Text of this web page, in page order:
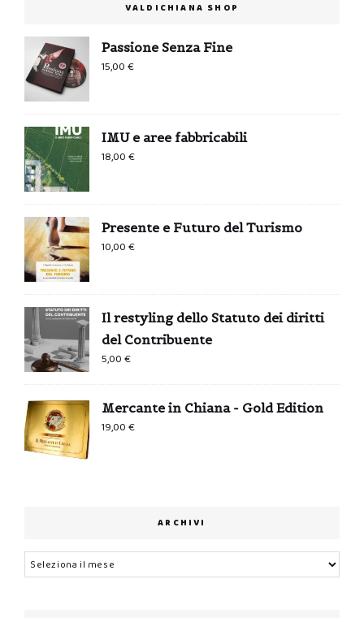
VALDICHIANA SHOP
Passione Senza Fine
15,00€
IMU e aree fabbricabili
18,00€
Presente e Futuro del Turismo
10,00€
Il restyling dello Statuto dei diritti
del Contribuente
5,00€
Mercante in Chiana - Gold Edition
19,00€
ARCHIVI
Archivi